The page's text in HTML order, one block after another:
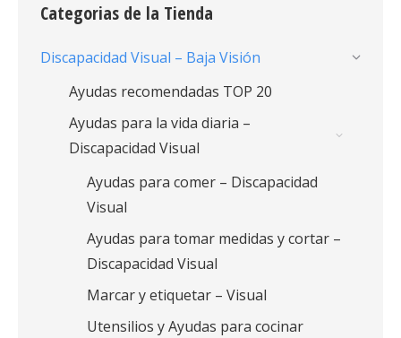
Categorias de la Tienda
Discapacidad Visual – Baja Visión
Ayudas recomendadas TOP 20
Ayudas para la vida diaria –
Discapacidad Visual
Ayudas para comer – Discapacidad
Visual
Ayudas para tomar medidas y cortar –
Discapacidad Visual
Marcar y etiquetar – Visual
Utensilios y Ayudas para cocinar